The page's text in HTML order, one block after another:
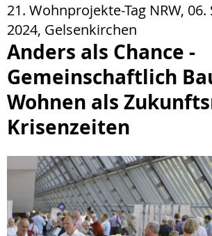
21. Wohnprojekte-Tag NRW,
2024, Gelsenkirchen
Anders als Chance -
Gemeinschaftlich
Wohnen als
Krisenzeiten